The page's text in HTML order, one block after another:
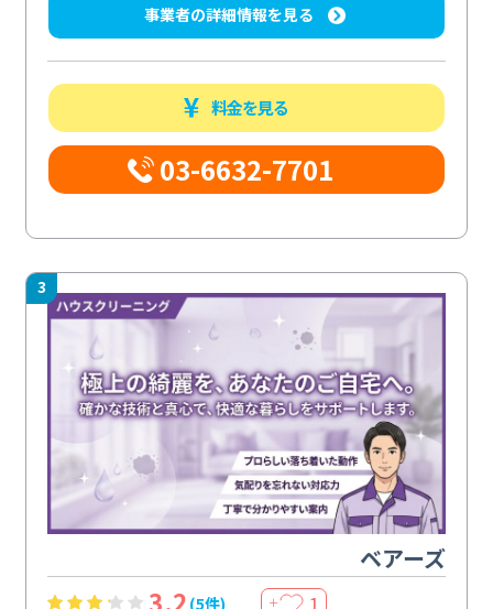
事業者の詳細情報を見る
料金を見る
03-6632-7701
3
ベアーズ
3.2 (5件) ＋ 1